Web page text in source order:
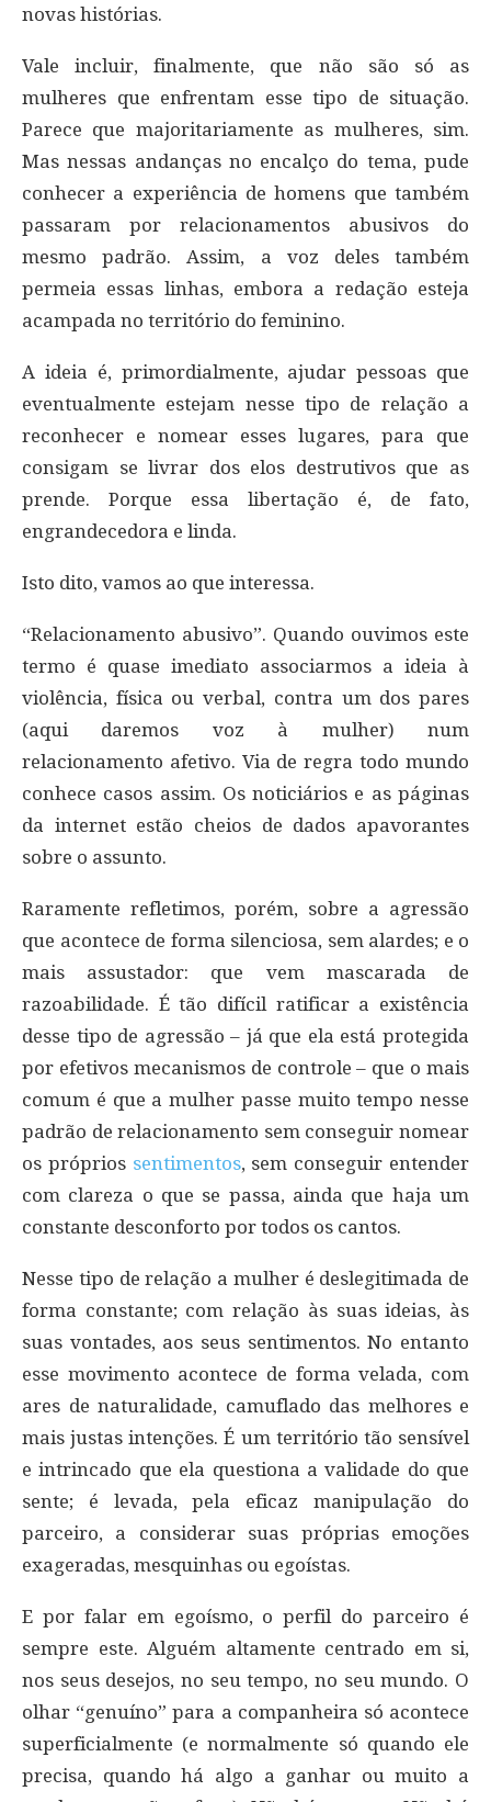
novas histórias.
Vale incluir, finalmente, que não são só as
mulheres que enfrentam esse tipo de situação.
Parece que majoritariamente as mulheres, sim.
Mas nessas andanças no encalço do tema, pude
conhecer a experiência de homens que também
passaram por relacionamentos abusivos do
mesmo padrão. Assim, a voz deles também
permeia essas linhas, embora a redação esteja
acampada no território do feminino.
A ideia é, primordialmente, ajudar pessoas que
eventualmente estejam nesse tipo de relação a
reconhecer e nomear esses lugares, para que
consigam se livrar dos elos destrutivos que as
prende. Porque essa libertação é, de fato,
engrandecedora e linda.
Isto dito, vamos ao que interessa.
“Relacionamento abusivo”. Quando ouvimos este
termo é quase imediato associarmos a ideia à
violência, física ou verbal, contra um dos pares
(aqui daremos voz à mulher) num
relacionamento afetivo. Via de regra todo mundo
conhece casos assim. Os noticiários e as páginas
da internet estão cheios de dados apavorantes
sobre o assunto.
Raramente refletimos, porém, sobre a agressão
que acontece de forma silenciosa, sem alardes; e o
mais assustador: que vem mascarada de
razoabilidade. É tão difícil ratificar a existência
desse tipo de agressão – já que ela está protegida
por efetivos mecanismos de controle – que o mais
comum é que a mulher passe muito tempo nesse
padrão de relacionamento sem conseguir nomear
os próprios sentimentos, sem conseguir entender
com clareza o que se passa, ainda que haja um
constante desconforto por todos os cantos.
Nesse tipo de relação a mulher é deslegitimada de
forma constante; com relação às suas ideias, às
suas vontades, aos seus sentimentos. No entanto
esse movimento acontece de forma velada, com
ares de naturalidade, camuflado das melhores e
mais justas intenções. É um território tão sensível
e intrincado que ela questiona a validade do que
sente; é levada, pela eficaz manipulação do
parceiro, a considerar suas próprias emoções
exageradas, mesquinhas ou egoístas.
E por falar em egoísmo, o perfil do parceiro é
sempre este. Alguém altamente centrado em si,
nos seus desejos, no seu tempo, no seu mundo. O
olhar “genuíno” para a companheira só acontece
superficialmente (e normalmente só quando ele
precisa, quando há algo a ganhar ou muito a